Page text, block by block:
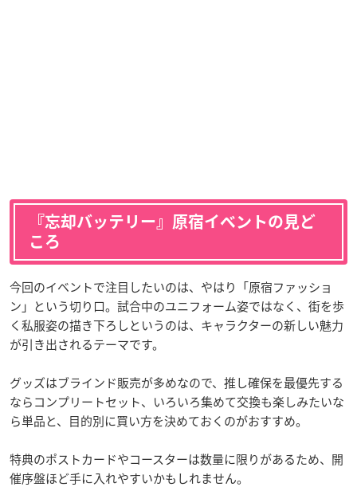
『忘却バッテリー』原宿イベントの見ど
ころ
今回のイベントで注目したいのは、やはり「原宿ファッショ
ン」という切り口。試合中のユニフォーム姿ではなく、街を歩
く私服姿の描き下ろしというのは、キャラクターの新しい魅力
が引き出されるテーマです。
グッズはブラインド販売が多めなので、推し確保を最優先する
ならコンプリートセット、いろいろ集めて交換も楽しみたいな
ら単品と、目的別に買い方を決めておくのがおすすめ。
特典のポストカードやコースターは数量に限りがあるため、開
催序盤ほど手に入れやすいかもしれません。